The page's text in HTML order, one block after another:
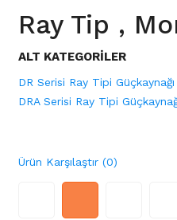
Ray Tip ,
ALT KATEGORILER
DR Serisi Ray Tipi Güçkaynağı
DRA Serisi Ray Tipi
Ürün Karşılaştır (0)